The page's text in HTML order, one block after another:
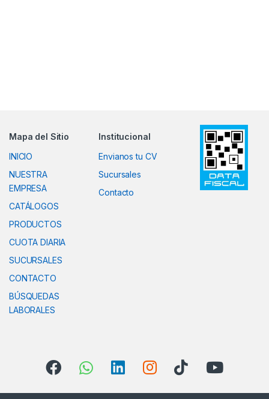
Mapa del Sitio
INICIO
NUESTRA
EMPRESA
CATÁLOGOS
PRODUCTOS
CUOTA DIARIA
SUCURSALES
CONTACTO
BÚSQUEDAS
LABORALES
Institucional
Envianos tu CV
Sucursales
Contacto